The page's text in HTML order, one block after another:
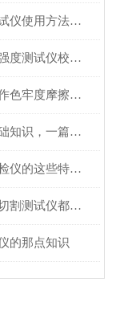
导尿管耐弯曲性测试仪使用方法与操作规范
人工血管探头破裂强度测试仪校准规范：精准赋能医疗安全的技术基准
教你怎样正确的操作色牢度摩擦测试机
细菌过滤测试仪基础知识，一篇搞定
织物感应式静电测检仪的这些特点很少有人都知道
您想了解的手套耐切割测试仪都在这里了
的那点知识